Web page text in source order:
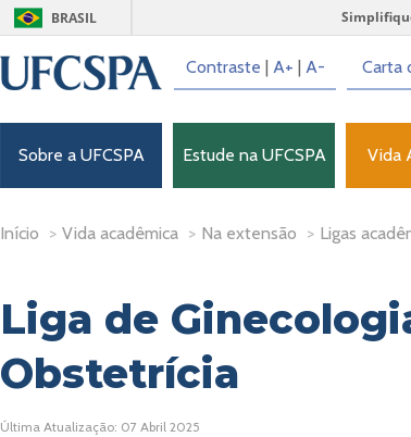
BRASIL
Contraste | A+ | A- Carta
Sobre a UFCSPA Estude na UFCSPA Vida
Início > Vida acadêmica > Na extensão > Ligas
Liga de
Obstetrícia
Última Atualização: 07 Abril 2025